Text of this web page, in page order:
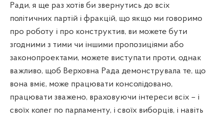
Ради, я ще раз хотів би звернутись до всіх
політичних партій і фракцій, що якщо ми говоримо
про роботу і про конструктив, ви можете бути
згодними з тими чи іншими пропозиціями або
законопроектами, можете виступати проти, однак
важливо, щоб Верховна Рада демонструвала те, що
вона вміє, може працювати консолідовано,
працювати зважено, враховуючи інтереси всіх – і
своїх колег по парламенту, і своїх виборців, і навіть